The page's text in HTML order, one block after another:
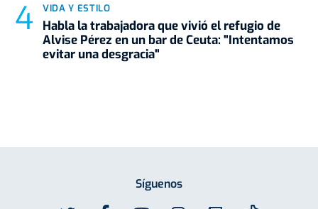
VIDA Y ESTILO
Habla la trabajadora que vivió el refugio de
Alvise Pérez en un bar de Ceuta: "Intentamos
evitar una desgracia"
Síguenos